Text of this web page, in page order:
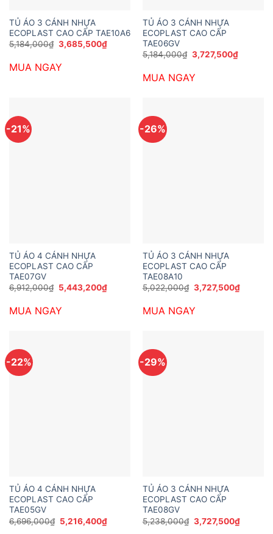
TỦ ÁO 3 CÁNH NHỰA
ECOPLAST CAO CẤP TAE10A6
5,184,000₫ Giá
gốc
5,184,000₫.
3,685,500₫Giá
hiện
3,685,500₫.
MUA NGAY
TỦ ÁO 3 CÁNH NHỰA
ECOPLAST CAO CẤP
TAE06GV
5,184,000₫ Giá
gốc
5,184,000₫.
3,727,500₫Giá
hiện
MUA NGAY
-21%
TỦ ÁO 4 CÁNH NHỰA
ECOPLAST CAO CẤP
TAE07GV
6,912,000₫ Giá
gốc
6,912,000₫.
5,443,200₫Giá
hiện
MUA NGAY
-26%
TỦ ÁO 3 CÁNH NHỰA
ECOPLAST CAO CẤP
TAE08A10
5,022,000₫ Giá
gốc
5,022,000₫.
3,727,500₫Giá
hiện
MUA NGAY
-22%
TỦ ÁO 4 CÁNH NHỰA
ECOPLAST CAO CẤP
TAE05GV
6,696,000₫ Giá
gốc
5,216,400₫Giá
hiện
-29%
TỦ ÁO 3 CÁNH NHỰA
ECOPLAST CAO CẤP
TAE08GV
5,238,000₫ Giá
gốc
3,727,500₫Giá
hiện